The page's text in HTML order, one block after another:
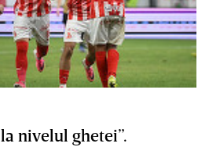
nivelul ghetei”.